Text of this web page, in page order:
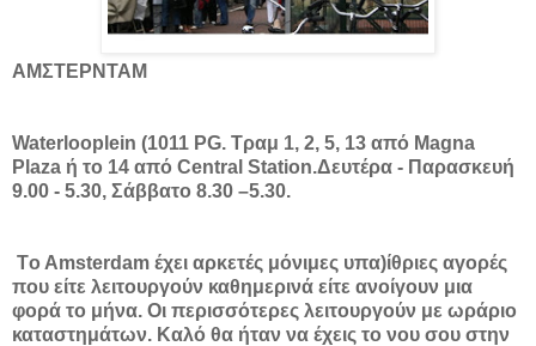
ΑΜΣΤΕΡΝΤΑΜ
Waterlooplein (1011 PG. Τραμ 1, 2, 5, 13 από Magna
Plaza ή το 14 από Central Station.Δευτέρα - Παρασκευή
9.00 - 5.30, Σάββατο 8.30 –5.30.
Τo Amsterdam έχει αρκετές μόνιμες υπα)ίθριες αγορές
που είτε λειτουργούν καθημερινά είτε ανοίγουν μια
φορά το μήνα. Οι περισσότερες λειτουργούν με ωράριο
καταστημάτων. Καλό θα ήταν να έχεις το νου σου στην